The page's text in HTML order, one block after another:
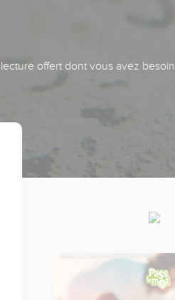
offert dont vous avez besoin.